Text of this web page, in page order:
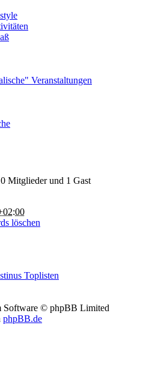
Veranstaltungen
Mitglieder und 1 Gast
löschen
Software © phpBB Limited
phpBB.de